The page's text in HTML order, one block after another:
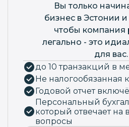
Вы только
бизнес в Эстонии
чтобы компания
легально - это
для вас.
до 10 транзакций в
Не налогообязанная
Годовой отчет
Персональный
который отвечает на
вопросы